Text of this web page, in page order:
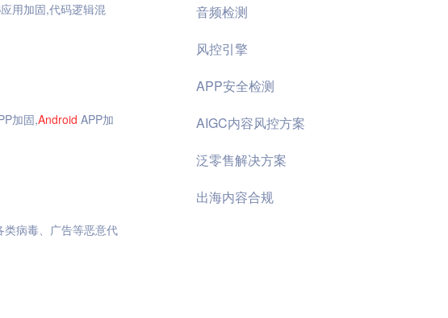
控
用加固,代码逻辑混
加固,Android APP加
病毒、广告等恶意代
音频检测
风控引擎
APP安全检测
AIGC内容风控方案
泛零售解决方案
出海内容合规